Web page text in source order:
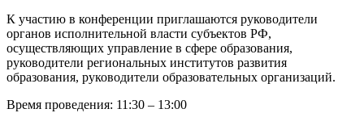
К участию в конференции приглашаются руководители
органов исполнительной власти субъектов РФ,
осуществляющих управление в сфере образования,
руководители региональных институтов развития
образования, руководители образовательных организаций.
Время проведения: 11:30 – 13:00